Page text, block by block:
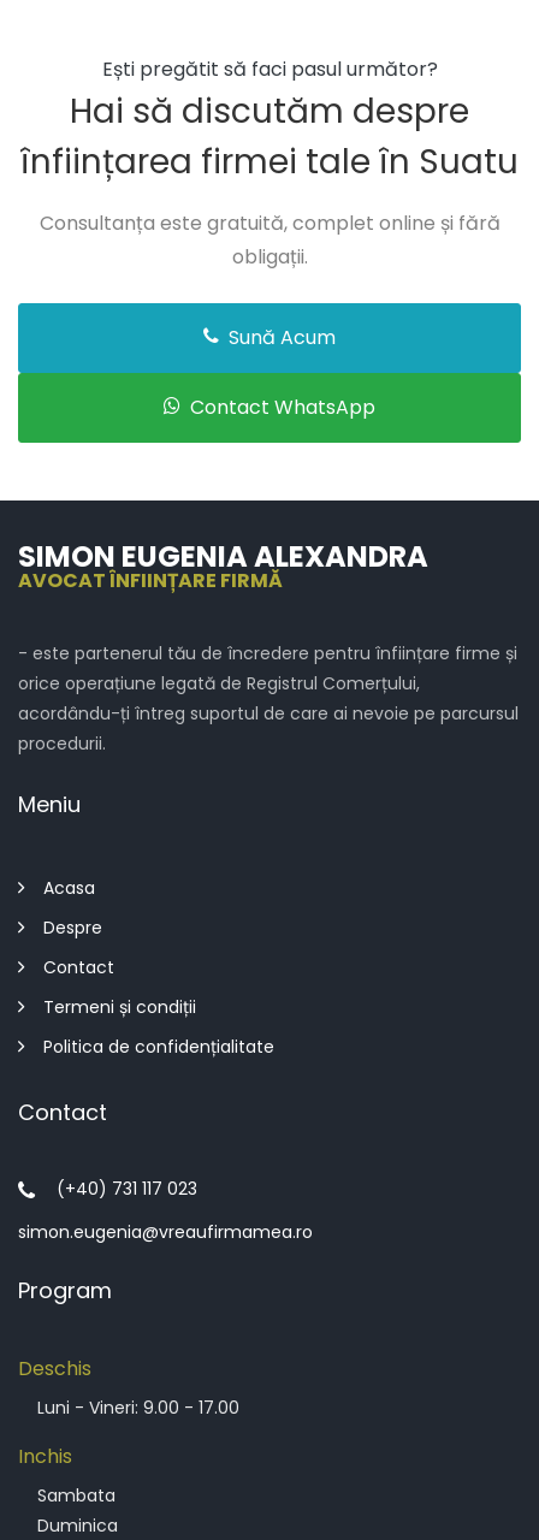
Ești pregătit să faci pasul următor?
Hai să discutăm despre
înființarea firmei tale în Suatu
Consultanța este gratuită, complet online și fără
obligații.
Sună Acum
Contact WhatsApp
SIMON EUGENIA ALEXANDRA
AVOCAT ÎNFIINȚARE FIRMĂ
- este partenerul tău de încredere pentru înființare firme și
orice operațiune legată de Registrul Comerțului,
acordându-ți întreg suportul de care ai nevoie pe parcursul
procedurii.
Meniu
Acasa
Despre
Contact
Termeni și condiții
Politica de confidențialitate
Contact
(+40) 731 117 023
simon.eugenia@vreaufirmamea.ro
Program
Deschis
Luni - Vineri: 9.00 - 17.00
Inchis
Sambata
Duminica